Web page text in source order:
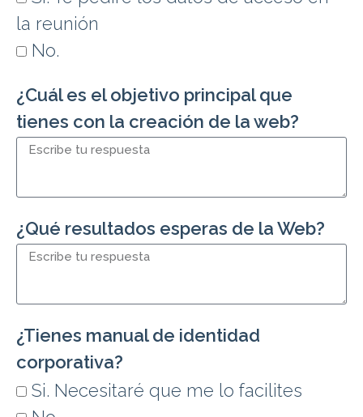
la reunión
No.
¿Cuál es el objetivo principal que
tienes con la creación de la web?
¿Qué resultados esperas de la Web?
¿Tienes manual de identidad
corporativa?
Si. Necesitaré que me lo facilites